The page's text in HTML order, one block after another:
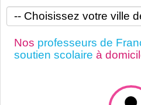
Nos professeurs de
soutien scolaire à